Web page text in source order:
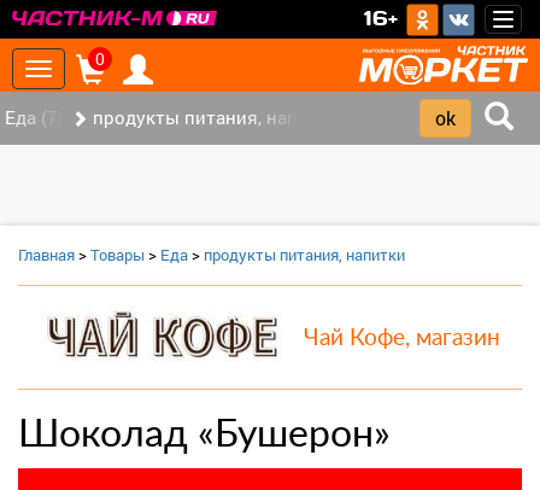
16+
Toggle
navigation
0
Еда (7) продукты питания, напитки (2)
Главная>Товары > Еда> продукты питания, напитки
Чай Кофе, магазин
Шоколад «Бушерон»